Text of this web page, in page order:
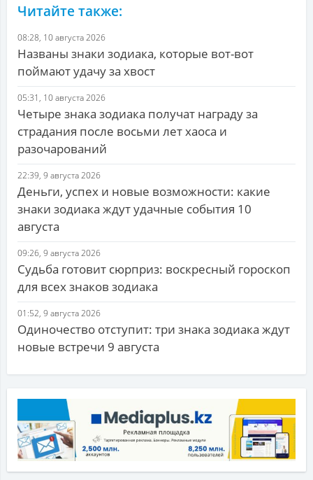
Читайте также:
08:28, 10 августа 2026
Названы знаки зодиака, которые вот-вот
поймают удачу за хвост
05:31, 10 августа 2026
Четыре знака зодиака получат награду за
страдания после восьми лет хаоса и
разочарований
22:39, 9 августа 2026
Деньги, успех и новые возможности: какие
знаки зодиака ждут удачные события 10
августа
09:26, 9 августа 2026
Судьба готовит сюрприз: воскресный гороскоп
для всех знаков зодиака
01:52, 9 августа 2026
Одиночество отступит: три знака зодиака ждут
новые встречи 9 августа